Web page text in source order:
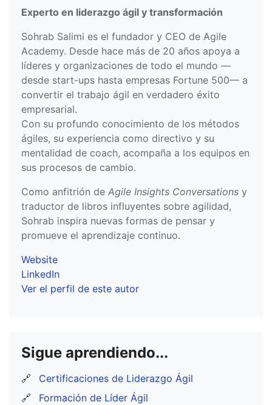
Experto en liderazgo ágil y transformación
Sohrab Salimi es el fundador y CEO de Agile
Academy. Desde hace más de 20 años apoya a
líderes y organizaciones de todo el mundo —
desde start-ups hasta empresas Fortune 500— a
convertir el trabajo ágil en verdadero éxito
empresarial.
Con su profundo conocimiento de los métodos
ágiles, su experiencia como directivo y su
mentalidad de coach, acompaña a los equipos en
sus procesos de cambio.
Como anfitrión de Agile Insights Conversations y
traductor de libros influyentes sobre agilidad,
Sohrab inspira nuevas formas de pensar y
promueve el aprendizaje continuo.
Website
LinkedIn
Ver el perfil de este autor
Sigue aprendiendo...
🔗
Certificaciones de Liderazgo Ágil
🔗
Formación de Líder Ágil